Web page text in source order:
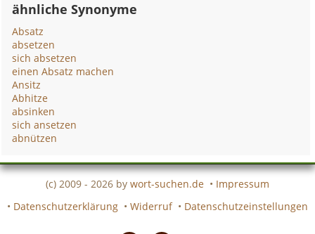
ähnliche Synonyme
Absatz
absetzen
sich absetzen
einen Absatz machen
Ansitz
Abhitze
absinken
sich ansetzen
abnützen
(c) 2009 - 2026 by wort-suchen.de • Impressum
• Datenschutzerklärung • Widerruf • Datenschutzeinstellungen